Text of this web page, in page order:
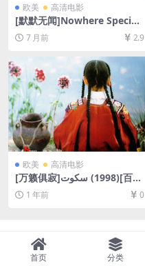
欧美 高清电影
[默默无闻]Nowhere Special
(2020)[百度网盘+夸克网盘10
80P超清未删减资源][网盘在
字幕]
7 月前 2.9
欧美 高清电影
[万籁俱寂]سکوت‎ (1998)[百度
网盘+夸克网盘1080P超清未
删减资源][网盘在线播放/下
1 年前 0
首页 分类